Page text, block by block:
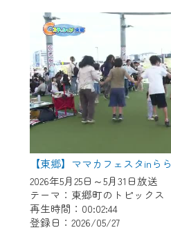
【東郷】ママカフェスタinら
2026年5月25日～5月31日放送
テーマ：東郷町のトピックス
再生時間：00:02:44
登録日：2026/05/27